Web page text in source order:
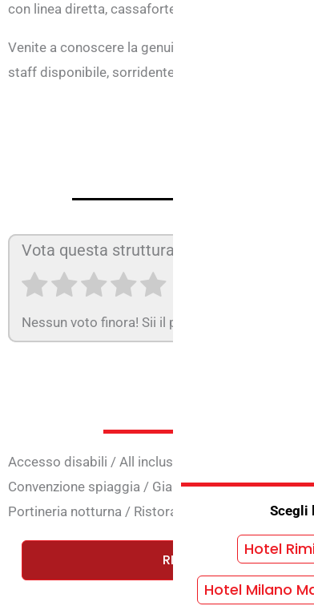
Scegli
Hotel
Hotel Milano
con linea diretta, cassaforte, TV Sat.
Venite a conoscere la genuinità romagnola
staff disponibile, sorridente e cortese e
Vota questa struttura:
Nessun voto finora! Sii il primo a valutare questa
Accesso disabili / All inclusive
Convenzione spiaggia / Giardino/Giochi bimbi/
Portineria notturna / Ristorante Scelta menù/
RICHIEDI UN